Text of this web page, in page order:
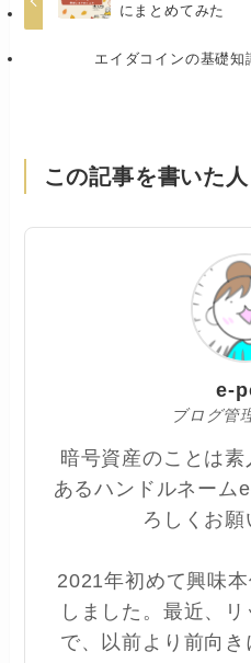
にまとめてみた
エイダコインの基礎知
この記事を書いた人
e-
ブログ管
暗号資産のことは
あるハンドルネーム
ろしくお願
2021年初めて興味
しました。最近、
で、以前より前向